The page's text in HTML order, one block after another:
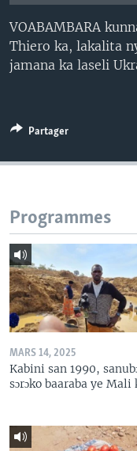
VOABAMBARA
Thiero ka, lakalita
jamana ka laseli
Partager
Programmes
MARS 14, 2025
Kabini san 1990,
sɔrɔko baaraba ye Mali